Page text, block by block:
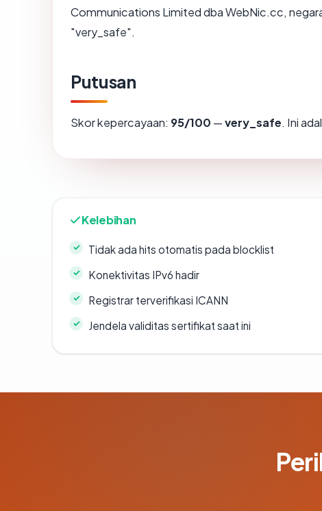
Communications Limited dba WebNic.cc,
"very_safe".
Putusan
Skor kepercayaan: 95/100 —very_safe. Ini
Kelebihan
Tidak ada hits otomatis pada blocklist
Konektivitas IPv6 hadir
Registrar terverifikasi ICANN
Jendela validitas sertifikat saat ini